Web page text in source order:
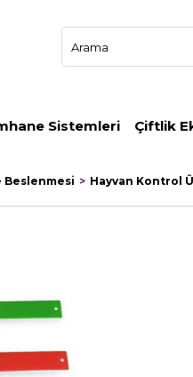
Sistemleri Çiftlik
Beslenmesi Hayvan Kontrol